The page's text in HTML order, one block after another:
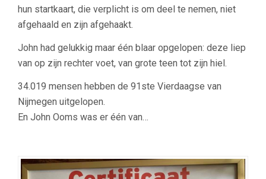
hun startkaart, die verplicht is om deel te nemen, niet
afgehaald en zijn afgehaakt.
John had gelukkig maar één blaar opgelopen: deze liep
van op zijn rechter voet, van grote teen tot zijn hiel.
34.019 mensen hebben de 91ste Vierdaagse van
Nijmegen uitgelopen.
En John Ooms was er één van…